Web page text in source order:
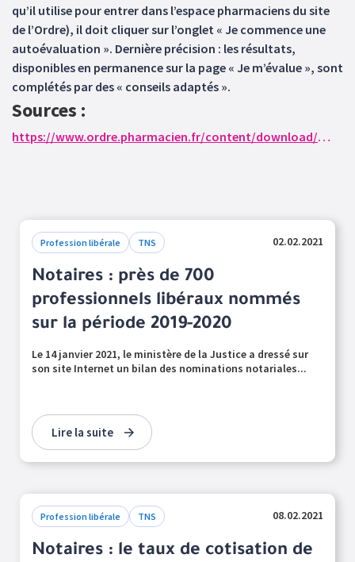
qu’il utilise pour entrer dans l’espace pharmaciens du site
de l’Ordre), il doit cliquer sur l’onglet « Je commence une
autoévaluation ». Dernière précision : les résultats,
disponibles en permanence sur la page « Je m’évalue », sont
complétés par des « conseils adaptés ».
Sources :
https://www.ordre.pharmacien.fr/content/download/534814/2426274/version/1/file/Communique-de+presse+_DQO_autoevaluation.pdf
Profession libérale TNS 02.02.2021
Notaires : près de 700
professionnels libéraux nommés
sur la période 2019-2020
Le 14 janvier 2021, le ministère de la Justice a dressé sur
son site Internet un bilan des nominations notariales...
Lire la suite
Profession libérale TNS 08.02.2021
Notaires : le taux de cotisation de